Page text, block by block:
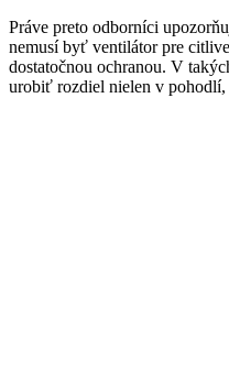
Práve preto odborníci
nemusí byť ventilátor pre
dostatočnou ochranou. V
urobiť rozdiel nielen v pohodlí,